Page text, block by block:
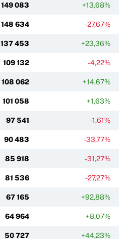
149 083 +13,68%
148 634 -27,67%
137 453 +23,36%
109 132 -4,22%
108 062 +14,67%
101 058 +1,63%
97 541 -1,61%
90 483 -33,77%
85 918 -31,27%
81 536 -27,27%
67 165 +92,88%
64 964 +8,07%
50 727 +44,23%